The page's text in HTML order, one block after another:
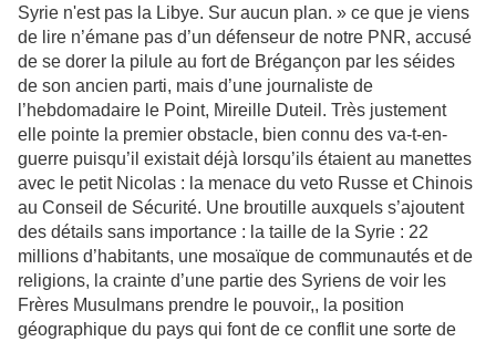
Syrie n'est pas la Libye. Sur aucun plan. » ce que je viens
de lire n’émane pas d’un défenseur de notre PNR, accusé
de se dorer la pilule au fort de Brégançon par les séides
de son ancien parti, mais d’une journaliste de
l’hebdomadaire le Point, Mireille Duteil. Très justement
elle pointe la premier obstacle, bien connu des va-t-en-
guerre puisqu’il existait déjà lorsqu’ils étaient au manettes
avec le petit Nicolas : la menace du veto Russe et Chinois
au Conseil de Sécurité. Une broutille auxquels s’ajoutent
des détails sans importance : la taille de la Syrie : 22
millions d’habitants, une mosaïque de communautés et de
religions, la crainte d’une partie des Syriens de voir les
Frères Musulmans prendre le pouvoir,, la position
géographique du pays qui font de ce conflit une sorte de